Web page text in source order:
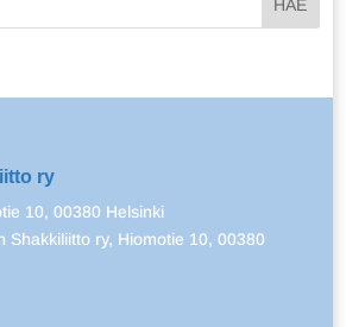
ry
10, 00380 Helsinki
Shakkiliitto ry, Hiomotie 10, 00380